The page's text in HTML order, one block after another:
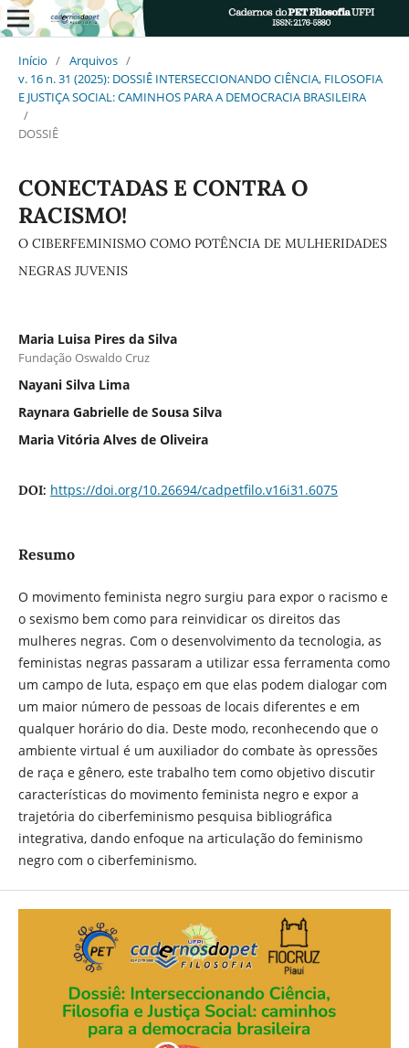
Início / Arquivos /
v. 16 n. 31 (2025): DOSSIÊ INTERSECCIONANDO CIÊNCIA, FILOSOFIA
E JUSTIÇA SOCIAL: CAMINHOS PARA A DEMOCRACIA BRASILEIRA
/
DOSSIÊ
CONECTADAS E CONTRA O
RACISMO!
O CIBERFEMINISMO COMO POTÊNCIA DE MULHERIDADES
NEGRAS JUVENIS
Maria Luisa Pires da Silva
Fundação Oswaldo Cruz
Nayani Silva Lima
Raynara Gabrielle de Sousa Silva
Maria Vitória Alves de Oliveira
DOI: https://doi.org/10.26694/cadpetfilo.v16i31.6075
Resumo
O movimento feminista negro surgiu para expor o racismo e
o sexismo bem como para reinvidicar os direitos das
mulheres negras. Com o desenvolvimento da tecnologia, as
feministas negras passaram a utilizar essa ferramenta como
um campo de luta, espaço em que elas podem dialogar com
um maior número de pessoas de locais diferentes e em
qualquer horário do dia. Deste modo, reconhecendo que o
ambiente virtual é um auxiliador do combate às opressões
de raça e gênero, este trabalho tem como objetivo discutir
características do movimento feminista negro e expor a
trajetória do ciberfeminismo pesquisa bibliográfica
integrativa, dando enfoque na articulação do feminismo
negro com o ciberfeminismo.